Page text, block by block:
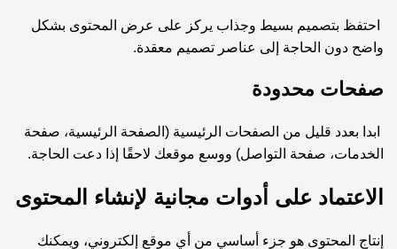
احتفظ بتصميم بسيط وجذاب يركز على عرض المحتوى بشكل
واضح دون الحاجة إلى عناصر تصميم معقدة.
صفحات محدودة
ابدا بعدد قليل من الصفحات الرئيسية (الصفحة الرئيسية، صفحة
الخدمات، صفحة التواصل) ووسع موقعك لاحقًا إذا دعت الحاجة.
الاعتماد على أدوات مجانية لإنشاء المحتوى
إنتاج المحتوى هو جزء أساسي من أي موقع إلكتروني، ويمكنك